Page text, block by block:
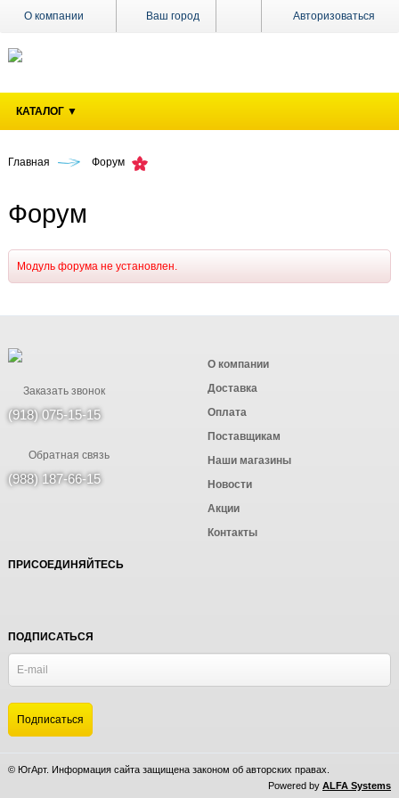
Ваш город Авторизоваться
О компании
Поставщикам
магазины
Акции
КАТАЛОГ ▼
Главная Форум
Форум
Модуль форума не установлен.
Заказать звонок
(918) 075-15-15
Обратная связь
(988) 187-66-15
О компании
Доставка
Оплата
Поставщикам
Наши магазины
Новости
Акции
Контакты
ПРИСОЕДИНЯЙТЕСЬ
ПОДПИСАТЬСЯ
© ЮгАрт. Информация сайта защищена законом об авторских правах.
Powered by ALFA Systems